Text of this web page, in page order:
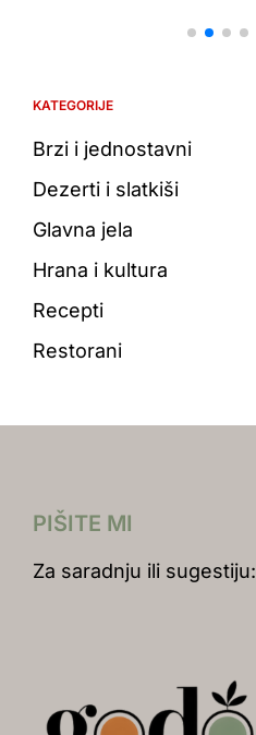
KATEGORIJE
Brzi i jednostavni
Dezerti i slatkiši
Glavna jela
Hrana i kultura
Recepti
Restorani
PIŠITE MI
Za saradnju ili sugestiju: